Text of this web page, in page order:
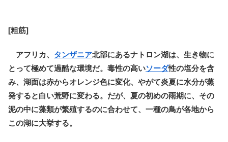
[粗筋]
アフリカ、 タンザニア北部にあるナトロン湖は、生き物に
とって極めて過酷な環境だ。毒性の高いソーダ性の塩分を含
み、湖面は赤からオレンジ色に変化、やがて炎夏に水分が蒸
発すると白い荒野に変わる。だが、夏の初めの雨期に、その
泥の中に藻類が繁殖するのに合わせて、一種の鳥が各地から
この湖に大挙する。